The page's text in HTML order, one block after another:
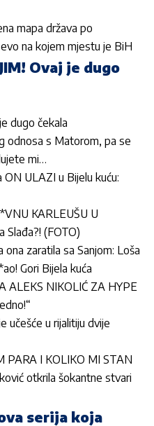
mapa država po
na kojem mjestu je BiH
Ovaj je dugo
dugo čekala
odnosa s Matorom, pa se
mi…
ULAZI u Bijelu kuću:
KARLEUŠU U
Slađa?! (FOTO)
zaratila sa Sanjom: Loša
Gori Bijela kuća
ALEKS NIKOLIĆ ZA HYPE
učešće u rijalitiju dvije
PARA I KOLIKO MI STAN
otkrila šokantne stvari
serija koja